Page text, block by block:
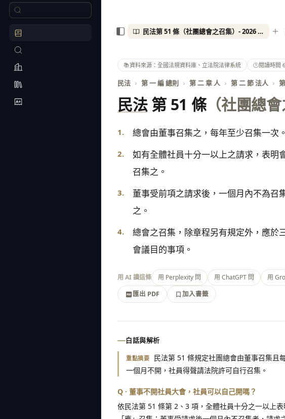
📚資料來源：全國法規資料庫、立法院法律系統 🕑閱讀時間
民法 › 第 一 編 總則 › 第 二 章 人 › 第 二 節 法人 ›
民法第 51 條（社團總會
1. 總會由董事召集之，每年至少召集一次
2.
如有全體社員十分一以上之請求，表明
召集之。
3.
董事受前項之請求後，一個月內不為召
之。
4.
總會之召集，除章程另有規定外，應於
會議目的事項。
用 AI 讀這條 用 Perplexity 問 用 ChatGPT 問
用
匯出 PDF
加入書籤
匯出 PDF
加入書籤
白話與解析
重點摘要
民法第 51 條規定社團總會由董事召集且
一個月不開，社員得聲請法院許可自行召集。
Q · 董事不開社員大會，社員可以自己開嗎？
依民法第 51 條第 2、3 項，全體社員十分之一以上
民法第 51 條（社團總會之召集）- 2026 最新全國法規資料庫